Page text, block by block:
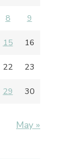
8 9
15 16
22 23
29 30
May »